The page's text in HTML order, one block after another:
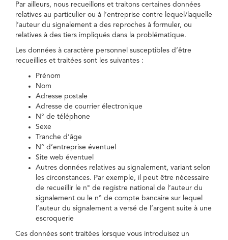
Par ailleurs, nous recueillons et traitons certaines données
relatives au particulier ou à l’entreprise contre lequel/laquelle
l’auteur du signalement a des reproches à formuler, ou
relatives à des tiers impliqués dans la problématique.
Les données à caractère personnel susceptibles d’être
recueillies et traitées sont les suivantes :
Prénom
Nom
Adresse postale
Adresse de courrier électronique
N° de téléphone
Sexe
Tranche d’âge
N° d’entreprise éventuel
Site web éventuel
Autres données relatives au signalement, variant selon
les circonstances. Par exemple, il peut être nécessaire
de recueillir le n° de registre national de l’auteur du
signalement ou le n° de compte bancaire sur lequel
l’auteur du signalement a versé de l’argent suite à une
escroquerie
Ces données sont traitées lorsque vous introduisez un